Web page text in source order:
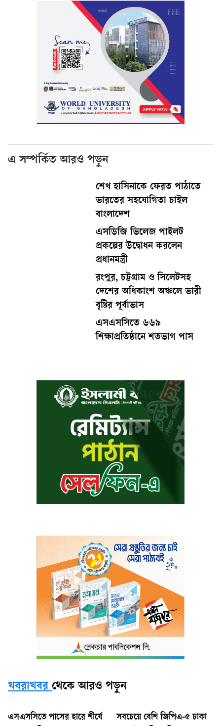
এ সম্পর্কিত আরও পড়ুন
শেখ হাসিনাকে ফেরত পাঠাতে
ভারতের সহযোগিতা চাইল
বাংলাদেশ
এসডিজি ভিলেজ পাইলট
প্রকল্পের উদ্বোধন করলেন
প্রধানমন্ত্রী
রংপুর, চট্টগ্রাম ও সিলেটসহ
দেশের অধিকাংশ অঞ্চলে ভারী
বৃষ্টির পূর্বাভাস
এসএসসিতে ৬৬৯
শিক্ষাপ্রতিষ্ঠানে শতভাগ পাস
খবরাখবর থেকে আরও পড়ুন
এসএসসিতে পাসের হারে শীর্ষে
সবচেয়ে বেশি জিপিএ-৫ ঢাকা